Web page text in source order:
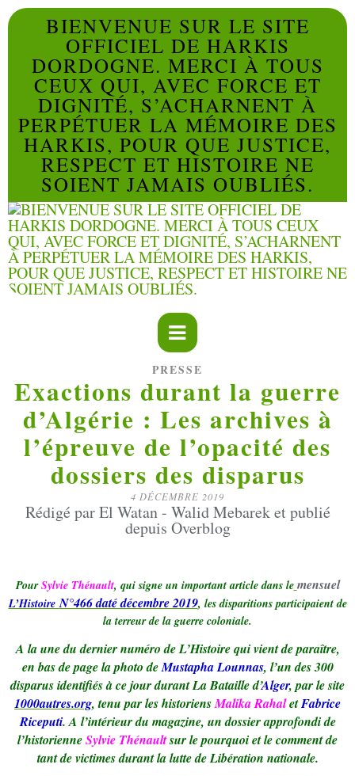
BIENVENUE SUR LE SITE
OFFICIEL DE HARKIS
DORDOGNE. MERCI À TOUS
CEUX QUI, AVEC FORCE ET
DIGNITÉ, S’ACHARNENT À
PERPÉTUER LA MÉMOIRE DES
HARKIS, POUR QUE JUSTICE,
RESPECT ET HISTOIRE NE
SOIENT JAMAIS OUBLIÉS.
PRESSE
Exactions durant la guerre
d’Algérie : Les archives à
l’épreuve de l’opacité des
dossiers des disparus
4 DÉCEMBRE 2019
Rédigé par El Watan - Walid Mebarek et publié
depuis Overblog
PourSylvie Thénault, qui signe un important article dans le mensuel
L’HistoireN°466 daté décembre 2019, les disparitions participaient de
la terreur de la guerre coloniale.
A la une du dernier numéro de L’Histoire qui vient de paraître,
en bas de page la photo deMustapha Lounnas, l’un des 300
disparus identifiés à ce jour durant La Bataille d’Alger, par le site
1000autres.org, tenu par les historiensMalika RahaletFabrice
Riceputi. A l’intérieur du magazine, un dossier approfondi de
l’historienneSylvie Thénaultsur le pourquoi et le comment de
tant de victimes durant la lutte de Libération nationale.